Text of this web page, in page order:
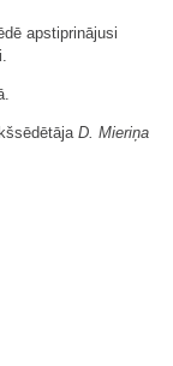
apstiprinājusi
D. Mieriņa